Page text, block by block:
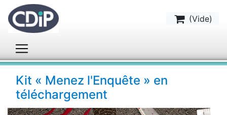
(Vide)
Kit « Menez l'Enquête » en
téléchargement